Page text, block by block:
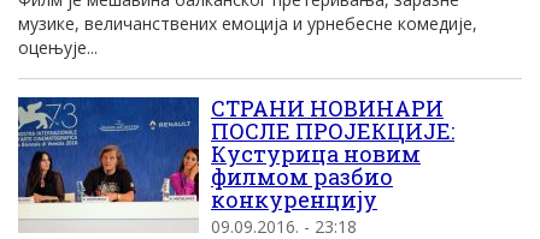
музике, величанствених емоција и урнебесне комедије,
оцењује...
СТРАНИ НОВИНАРИ
ПОСЛЕ ПРОЈЕКЦИЈЕ:
Кустурица новим
филмом разбио
конкуренцију
09.09.2016. - 23:18